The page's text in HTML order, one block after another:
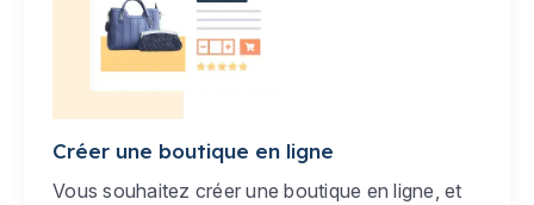
Créer une boutique en ligne
Vous souhaitez créer une boutique en ligne, et